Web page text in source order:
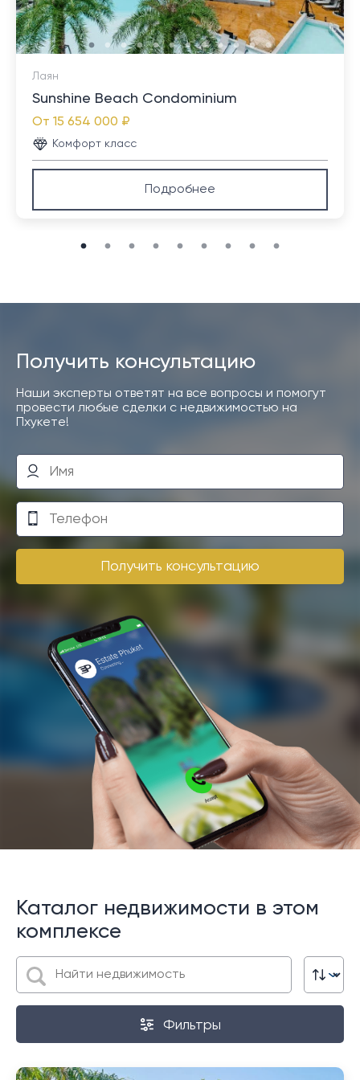
минутах езды.
Лаян
Sunshine Beach Condominium
От 15 654 000 ₽
Комфорт класс
Подробнее
Получить консультацию
Наши эксперты ответят на все вопросы и помогут
провести любые сделки с недвижимостью на
Пхукете!
Получить консультацию
Каталог недвижимости в этом
комплексе
Фильтры